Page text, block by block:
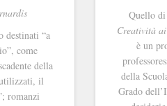
destinati “a
come
della
il
romanzi
Quello di
Creatività
è un
della
Grado